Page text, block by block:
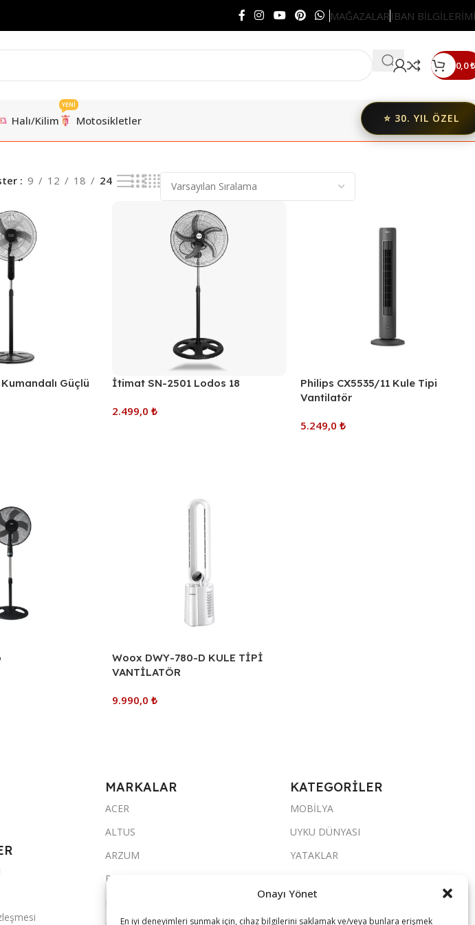
Onayı Yönet
En iyi deneyimleri sunmak için, cihaz bilgilerini saklamak ve/veya bunlara erişmek
MAĞAZALAR IBAN
0,0₺
Halı/Kilim Motosikletler
YENİ
⭐ 30. YIL ÖZEL
9 12 18 24
Kumandalı Güçlü
İtimat SN-2501 Lodos 18
2.499,0₺
Philips CX5535/11 Kule Tipi
Vantilatör
5.249,0₺
Woox DWY-780-D KULE TİPİ
VANTİLATÖR
9.990,0₺
MARKALAR
ACER
ALTUS
ARZUM
BRAUN
KATEGORİLER
MOBİLYA
UYKU DÜNYASI
YATAKLAR
SALON & OTURMA ODASI